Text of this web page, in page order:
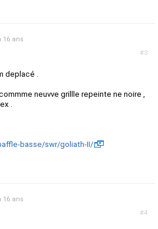
#3
16 ans
deplacé .
neuvve grillle repeinte ne noire ,
.
basse/swr/goliath-II/
#4
16 ans